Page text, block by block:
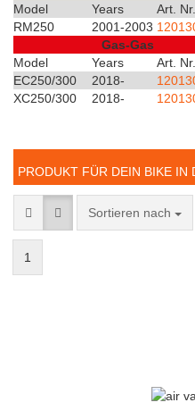
Model
Years
Art. Nr.
RM250
2001-2003
Gas-Gas
Model
Years
Art. Nr.
EC250/300
2018-
XC250/300
2018-
PRODUKT FÜR DEIN BIKE IN
Sortieren nach
1